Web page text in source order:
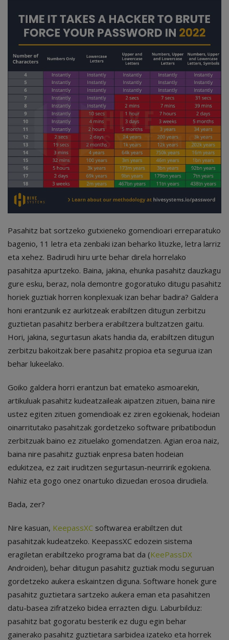
Pasahitz bat sortzeko gutxieneko gomendioari erreparatuko
bagenio, 11 letra eta zenbaki izan beharko lituzke, letra larriz
eta xehez. Badirudi hiru urte behar direla horrelako
pasahitza apurtzeko. Baina, jakina, ehunka pasahitz dauzkagu
gure esku, beraz, nola demontre gogoratuko ditugu pasahitz
horiek guztiak horren konplexuak izan behar badira? Galdera
honi erantzunik ez aurkitzeak erabiltzen ditugun zerbitzu
guztietan pasahitz berbera erabiltzera bultzatzen gaitu.
Hori, jakina, segurtasun akats handia da, erabiltzen ditugun
zerbitzu bakoitzak bere pasahitz propioa eta segurua izan
behar lukeelako.
Goiko galdera horri erantzun bat emateko asmoarekin,
artikuluak pasahitz kudeatzaileak aipatzen zituen, baina nire
ustez egiten zituen gomendioak ez ziren egokienak, hodeian
oinarritutako pasahitzak gordetzeko software pribatibodun
zerbitzuak baino ez zituelako gomendatzen. Agian eroa naiz,
baina nire pasahitz guztiak enpresa baten hodeian
edukitzea, ez zait iruditzen segurtasun-neurririk egokiena.
Nahiz eta gogo onez onartuko dizuedan erosoa dirudiela.
Bada, zer?
Nire kasuan, KeepassXC softwarea erabiltzen dut
pasahitzak kudeatzeko. KeepassXC edozein sistema
eragiletan erabiltzeko programa bat da (KeePassDX
Androiden), behar ditugun pasahitz guztiak modu seguruan
gordetzeko aukera eskaintzen diguna. Software honek gure
pasahitz guztietara sartzeko aukera eman eta pasahitzen
datu-basea zifratzeko bidea errazten digu. Laburbilduz:
pasahitz bat gogoratu besterik ez dugu egin behar
gainerako pasahitz guztietara sarbidea izateko eta horrek